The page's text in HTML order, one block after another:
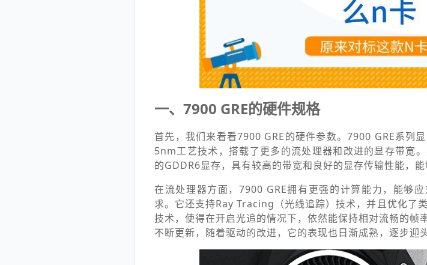
一、7900 GRE的硬件规格
首先，我们来看看7900 GRE的硬件参数。7900 GRE系列
5nm工艺技术，搭载了更多的流处理器和改进的显存带宽
的GDDR6显存，具有较高的带宽和良好的显存传输性能，能
在流处理器方面，7900 GRE拥有更强的计算能力，能够
求。它还支持Ray Tracing（光线追踪）技术，并且优化了
技术，使得在开启光追的情况下，依然能保持相对流畅的帧
不断更新，随着驱动的改进，它的表现也日渐成熟，逐步迎头